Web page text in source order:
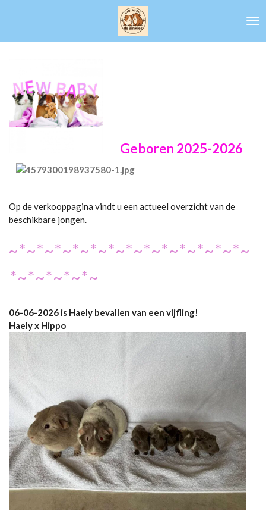
Geboren 2025-2026
Op de verkooppagina vindt u een actueel overzicht van de
beschikbare jongen.
~*~*~*~*~*~*~*~*~*~*~*~*~*~
*~*~*~*~*~
06-06-2026 is Haely bevallen van een vijfling!
Haely x Hippo